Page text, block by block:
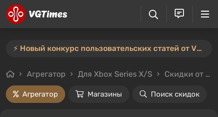
⚡️ Новый конкурс пользовательских статей от VGTimes — участвуйте тут ⚡️
Агрегатор Для Xbox Series X/S Скидки от 70%
Агрегатор Магазины Поиск скидок